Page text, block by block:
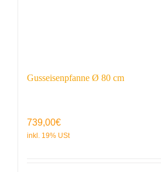
Gusseisenpfanne Ø 80 cm
739,00€